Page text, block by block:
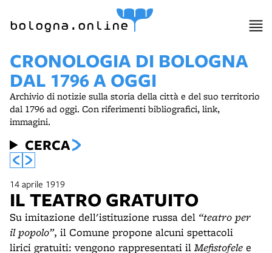
bologna.online
CRONOLOGIA DI BOLOGNA
DAL 1796 A OGGI
Archivio di notizie sulla storia della città e del suo territorio
dal 1796 ad oggi. Con riferimenti bibliografici, link,
immagini.
CERCA
14 aprile 1919
IL TEATRO GRATUITO
Su imitazione dell'istituzione russa del “teatro per
il popolo”, il Comune propone alcuni spettacoli
lirici gratuiti: vengono rappresentati il Mefistofele e